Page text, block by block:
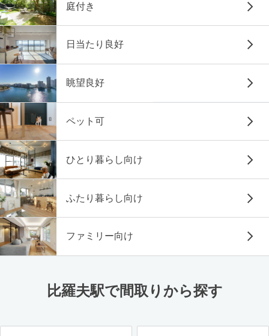
庭付き
日当たり良好
眺望良好
ペット可
ひとり暮らし向け
ふたり暮らし向け
ファミリー向け
比羅夫駅で間取りから探す